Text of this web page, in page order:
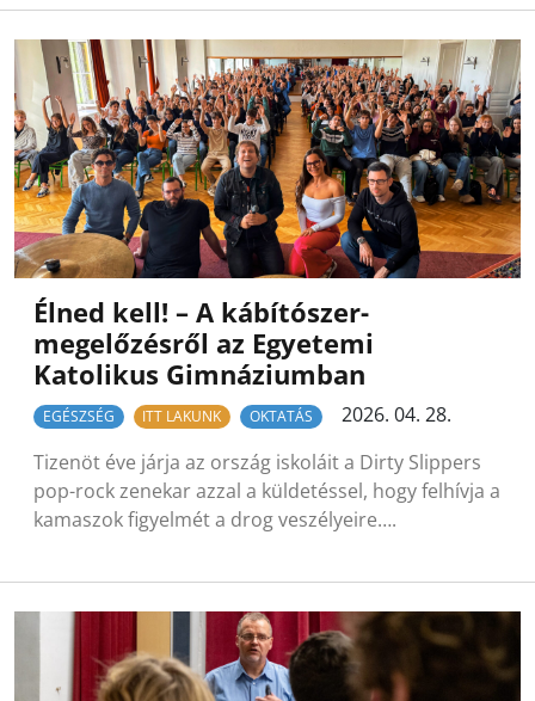
Élned kell! – A kábítószer-
megelőzésről az Egyetemi
Katolikus Gimnáziumban
EGÉSZSÉG ITT LAKUNK OKTATÁS
2026. 04. 28.
Tizenöt éve járja az ország iskoláit a Dirty Slippers
pop-rock zenekar azzal a küldetéssel, hogy felhívja a
kamaszok figyelmét a drog veszélyeire….